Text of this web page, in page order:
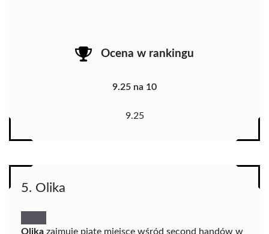
Ocena w rankingu
9.25 na 10
9.25
5. Olika
Olika zajmuje piąte miejsce wśród second handów w